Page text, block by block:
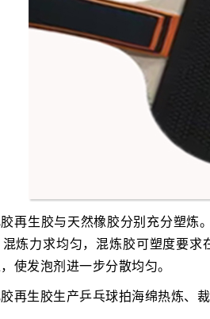
再生胶与天然橡胶分别充分塑
炼力求均匀，混炼胶可塑度要求
使发泡剂进一步分散均匀。
再生胶生产乒乓球拍海绵热炼、